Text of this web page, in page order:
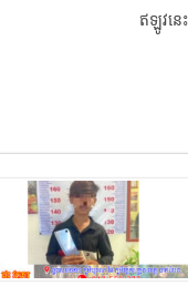
ឥឡូវនេ